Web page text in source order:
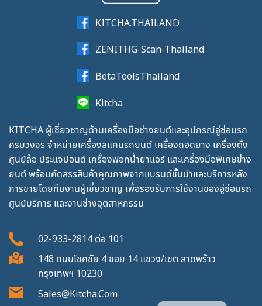
KITCHA.THAILAND
ZENITHG-Scan-Thailand
BetaToolsThailand
Kitcha
KITCHA ผู้เชี่ยวชาญด้านเครื่องมือช่างยนต์และอุปกรณ์อู่ซ่อมรถ
ครบวงจร จำหน่ายเครื่องสแกนรถยนต์ เครื่องถอดยาง เครื่องตั้ง
ศูนย์ล้อ ประแจปอนด์ เครื่องฟอกน้ำยาแอร์ และเครื่องมือพิเศษช่าง
ยนต์ พร้อมคัดสรรสินค้าคุณภาพจากแบรนด์ชั้นนำและบริการหลัง
การขายโดยทีมงานผู้เชี่ยวชาญ เพื่อรองรับการใช้งานของอู่ซ่อมรถ
ศูนย์บริการ และงานช่างอุตสาหกรรม
02-933-2814 ต่อ 101
148 ถนนโชคชัย 4 ซอย 14 แขวง/เขต ลาดพร้าว
กรุงเทพฯ 10230
Sales@kitcha.com